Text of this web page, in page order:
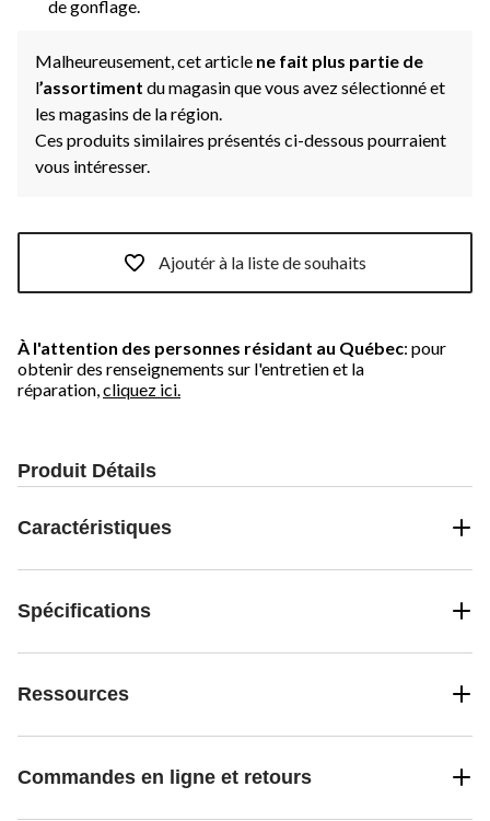
de gonflage.
Malheureusement, cet article ne fait plus partie de
l’assortiment du magasin que vous avez sélectionné et
les magasins de la région.
Ces produits similaires présentés ci-dessous pourraient
vous intéresser.
Ajoutér à la liste de souhaits
À l'attention des personnes résidant au Québec: pour
obtenir des renseignements sur l'entretien et la
réparation, cliquez ici.
Produit Détails
Caractéristiques
Spécifications
Ressources
Commandes en ligne et retours